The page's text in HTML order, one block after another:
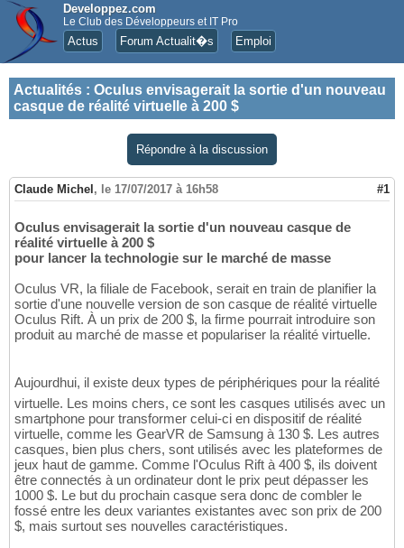
Developpez.com
Le Club des Développeurs et IT Pro
Actus Forum Actualit�s Emploi
Actualités : Oculus envisagerait la sortie d'un nouveau
casque de réalité virtuelle à 200 $
Répondre à la discussion
Claude Michel , le 17/07/2017 à 16h58 #1
Oculus envisagerait la sortie d'un nouveau casque de
réalité virtuelle à 200 $
pour lancer la technologie sur le marché de masse
Oculus VR, la filiale de Facebook, serait en train de planifier la
sortie d'une nouvelle version de son casque de réalité virtuelle
Oculus Rift. À un prix de 200 $, la firme pourrait introduire son
produit au marché de masse et populariser la réalité virtuelle.
Aujourdhui, il existe deux types de périphériques pour la réalité
virtuelle. Les moins chers, ce sont les casques utilisés avec un
smartphone pour transformer celui-ci en dispositif de réalité
virtuelle, comme les GearVR de Samsung à 130 $. Les autres
casques, bien plus chers, sont utilisés avec les plateformes de
jeux haut de gamme. Comme l'Oculus Rift à 400 $, ils doivent
être connectés à un ordinateur dont le prix peut dépasser les
1000 $. Le but du prochain casque sera donc de combler le
fossé entre les deux variantes existantes avec son prix de 200
$, mais surtout ses nouvelles caractéristiques.